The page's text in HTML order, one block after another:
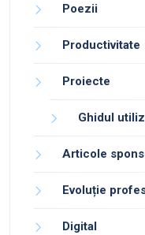
Poezii
Productivitate
Proiecte
Ghidul
Articole
Evoluție
Digital